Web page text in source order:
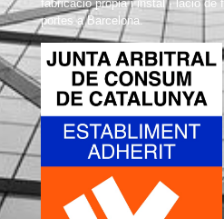
fabricació pròpia i instal · lació de
portes a Barcelona.